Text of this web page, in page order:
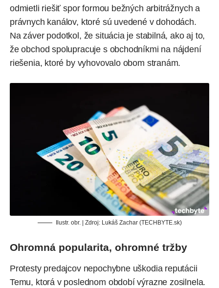
odmietli riešiť spor formou bežných arbitrážnych a
právnych kanálov, ktoré sú uvedené v dohodách.
Na záver podotkol, že situácia je stabilná, ako aj to,
že obchod spolupracuje s obchodníkmi na nájdení
riešenia, ktoré by vyhovovalo obom stranám.
Ilustr. obr. | Zdroj: Lukáš Zachar (TECHBYTE.sk)
Ohromná popularita, ohromné tržby
Protesty predajcov nepochybne uškodia reputácii
Temu, ktorá v poslednom období výrazne zosilnela.